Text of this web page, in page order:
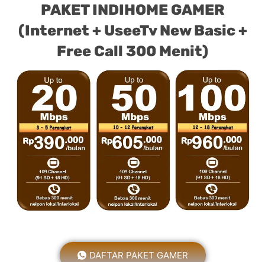
PAKET INDIHOME GAMER
(Internet + UseeTv New Basic +
Free Call 300 Menit)
DAFTAR PAKET GAMER